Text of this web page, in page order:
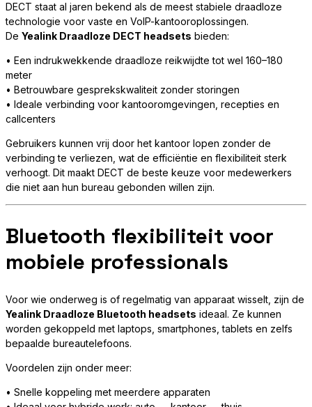
DECT staat al jaren bekend als de meest stabiele draadloze
technologie voor vaste en VoIP-kantooroplossingen.
De Yealink Draadloze DECT headsets bieden:
• Een indrukwekkende draadloze reikwijdte tot wel 160–180
meter
• Betrouwbare gesprekskwaliteit zonder storingen
• Ideale verbinding voor kantooromgevingen, recepties en
callcenters
Gebruikers kunnen vrij door het kantoor lopen zonder de
verbinding te verliezen, wat de efficiëntie en flexibiliteit sterk
verhoogt. Dit maakt DECT de beste keuze voor medewerkers
die niet aan hun bureau gebonden willen zijn.
Bluetooth flexibiliteit voor
mobiele professionals
Voor wie onderweg is of regelmatig van apparaat wisselt, zijn de
Yealink Draadloze Bluetooth headsets ideaal. Ze kunnen
worden gekoppeld met laptops, smartphones, tablets en zelfs
bepaalde bureautelefoons.
Voordelen zijn onder meer:
• Snelle koppeling met meerdere apparaten